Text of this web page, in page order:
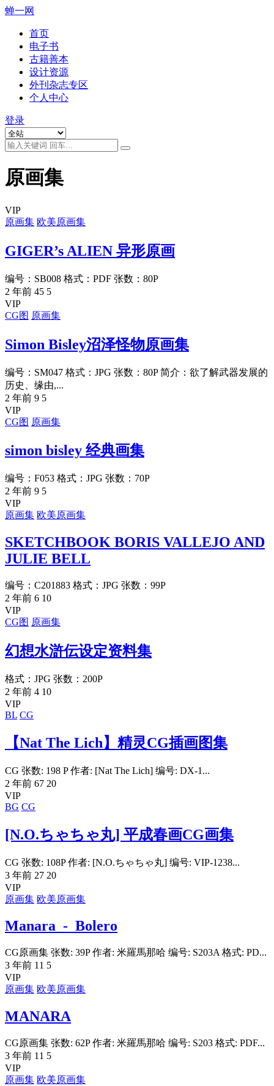
蝉一网
首页
电子书
古籍善本
设计资源
外刊杂志专区
个人中心
登录
原画集
VIP
原画集 欧美原画集
GIGER’s ALIEN 异形原画
编号：SB008 格式：PDF 张数：80P
2 年前 45 5
VIP
CG图 原画集
Simon Bisley沼泽怪物原画集
编号：SM047 格式：JPG 张数：80P 简介：欲了解武器发展的
历史、缘由,...
2 年前 9 5
VIP
CG图 原画集
simon bisley 经典画集
编号：F053 格式：JPG 张数：70P
2 年前 9 5
VIP
原画集 欧美原画集
SKETCHBOOK BORIS VALLEJO AND
JULIE BELL
编号：C201883 格式：JPG 张数：99P
2 年前 6 10
VIP
CG图 原画集
幻想水滸伝设定资料集
格式：JPG 张数：200P
2 年前 4 10
VIP
BL CG
【Nat The Lich】精灵CG插画图集
CG 张数: 198 P 作者: [Nat The Lich] 编号: DX-1...
2 年前 67 20
VIP
BG CG
[N.O.ちゃちゃ丸] 平成春画CG画集
CG 张数: 108P 作者: [N.O.ちゃちゃ丸] 编号: VIP-1238...
3 年前 27 20
VIP
原画集 欧美原画集
Manara_-_Bolero
CG原画集 张数: 39P 作者: 米羅馬那哈 编号: S203A 格式: PD...
3 年前 11 5
VIP
原画集 欧美原画集
MANARA
CG原画集 张数: 62P 作者: 米羅馬那哈 编号: S203 格式: PDF...
3 年前 11 5
VIP
原画集 欧美原画集